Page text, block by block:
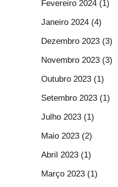
Fevereiro 2024 (1)
Janeiro 2024 (4)
Dezembro 2023 (3)
Novembro 2023 (3)
Outubro 2023 (1)
Setembro 2023 (1)
Julho 2023 (1)
Maio 2023 (2)
Abril 2023 (1)
Março 2023 (1)